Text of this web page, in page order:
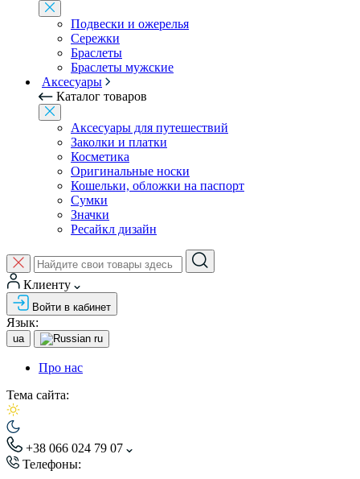
Подвески и ожерелья
Сережки
Браслеты
Браслеты мужские
Аксесуары
Каталог товаров
Аксесуары для путешествий
Заколки и платки
Косметика
Оригинальные носки
Кошельки, обложки на паспорт
Сумки
Значки
Ресайкл дизайн
Клиенту
Войти в кабинет
Язык:
ua ru
Про нас
Тема сайта:
+38 066 024 79 07
Телефоны: